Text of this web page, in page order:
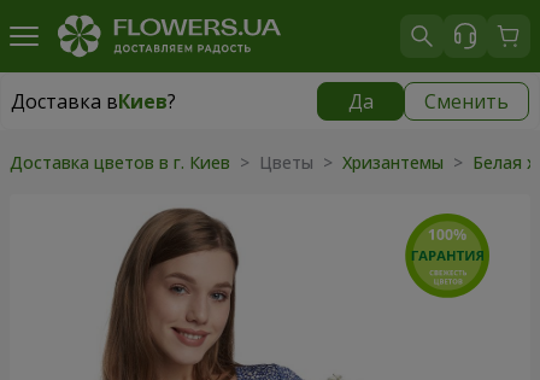
Доставка вКиев? Да Сменить
Доставка вКиев
Доставка цветов в г. Киев > Цветы > Хризантемы > Белая